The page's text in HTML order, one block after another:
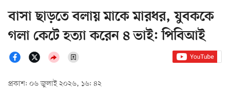
বাসা ছাড়তে বলায় মাকে মারধর, যুবককে
গলা কেটে হত্যা করেন ৪ ভাই: পিবিআই
প্রকাশ: ০৬ জুলাই ২০২৬, ১৬: ৪২